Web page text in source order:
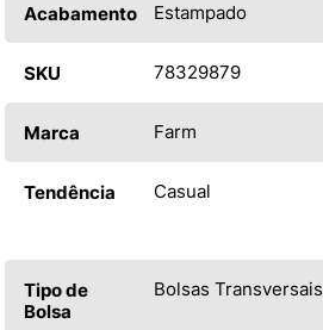
Acabamento Estampado
SKU 78329879
Marca Farm
Tendência Casual
Tipo de
Bolsa
Bolsas Transversais